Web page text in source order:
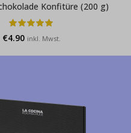
Konfitüre (200 g)
€4.90 inkl. Mwst.